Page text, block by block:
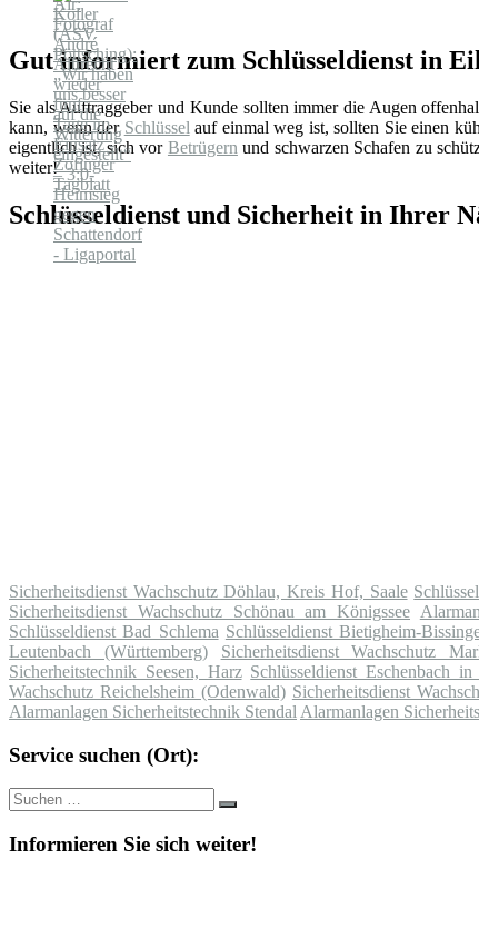
Gut informiert zum Schlüsseldienst in Eil
Sie als Auftraggeber und Kunde sollten immer die Augen
kann, wenn der Schlüssel auf einmal weg ist, sollten Sie einen
eigentlich ist, sich vor Betrügern und schwarzen Schafen zu
weiter!
Schlüsseldienst und Sicherheit in Ihrer
Sicherheitsdienst Wachschutz Döhlau, Kreis Hof, Saale
Sicherheitsdienst Wachschutz Schönau am Königssee
Schlüsseldienst Bad Schlema Schlüsseldienst Bietigheim-
Leutenbach (Württemberg)
Sicherheitsdienst Wachschutz
Sicherheitstechnik Seesen, Harz Schlüsseldienst Eschenbach
Wachschutz Reichelsheim (Odenwald) Sicherheitsdienst
Alarmanlagen Sicherheitstechnik Stendal Alarmanlagen
Service suchen (Ort):
Suche
nach:
Suchen
Informieren Sie sich weiter!